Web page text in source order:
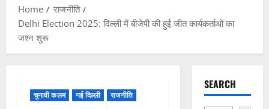
Home
राजनीति
Delhi Election 2025: दिल्ली में बीजेपी की हुई जीत कार्यकर्ताओं का
जश्न शुरू
चुनावी कलम नई दिल्ली राजनीति
SEARCH